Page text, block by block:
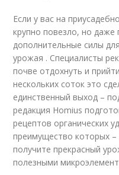
Если у вас на
крупно повезло, но
дополнительные силы
урожая . Специалисты
почве отдохнуть и
нескольких соток это
единственный выход –
редакция Homius
рецептов органических
преимущество которых –
получите прекрасный
полезными